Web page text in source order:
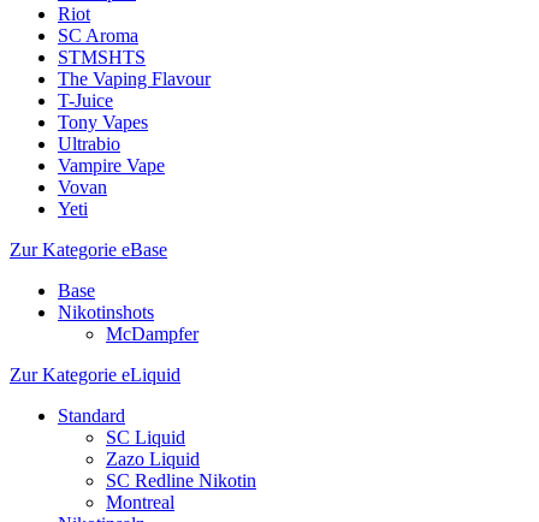
Riot
SC Aroma
STMSHTS
The Vaping Flavour
T-Juice
Tony Vapes
Ultrabio
Vampire Vape
Vovan
Yeti
Zur Kategorie eBase
Base
Nikotinshots
McDampfer
Zur Kategorie eLiquid
Standard
SC Liquid
Zazo Liquid
SC Redline Nikotin
Montreal